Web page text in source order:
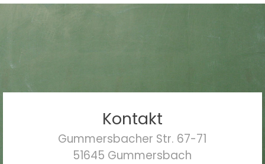
Kontakt
Gummersbacher Str. 67-71
51645 Gummersbach